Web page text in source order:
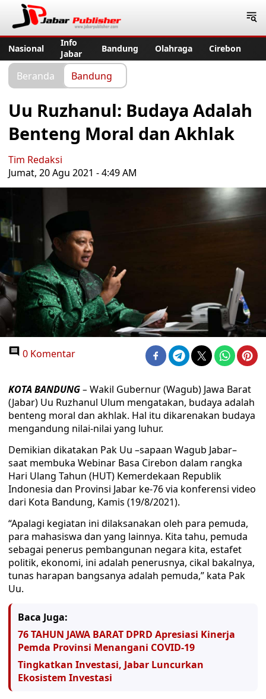
Nasional
Info
Jabar
Bandung Olahraga Cirebon
Beranda Bandung
Uu Ruzhanul: Budaya Adalah
Benteng Moral dan Akhlak
Tim Redaksi
Jumat, 20 Agu 2021 - 4:49 AM
0 Komentar
KOTA BANDUNG– Wakil Gubernur (Wagub) Jawa Barat
(Jabar) Uu Ruzhanul Ulum mengatakan, budaya adalah
benteng moral dan akhlak. Hal itu dikarenakan budaya
mengandung nilai-nilai yang luhur.
Demikian dikatakan Pak Uu –sapaan Wagub Jabar–
saat membuka Webinar Basa Cirebon dalam rangka
Hari Ulang Tahun (HUT) Kemerdekaan Republik
Indonesia dan Provinsi Jabar ke-76 via konferensi video
dari Kota Bandung, Kamis (19/8/2021).
“Apalagi kegiatan ini dilaksanakan oleh para pemuda,
para mahasiswa dan yang lainnya. Kita tahu, pemuda
sebagai penerus pembangunan negara kita, estafet
politik, ekonomi, ini adalah penerusnya, cikal bakalnya,
tunas harapan bangsanya adalah pemuda,” kata Pak
Uu.
Baca Juga:
76 TAHUN JAWA BARAT DPRD Apresiasi Kinerja
Pemda Provinsi Menangani COVID-19
Tingkatkan Investasi, Jabar Luncurkan
Ekosistem Investasi